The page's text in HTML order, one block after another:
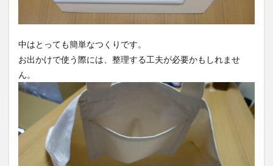
中はとっても簡単なつくりです。
お出かけで使う際には、整理する工夫が必要かもしれませ
ん。